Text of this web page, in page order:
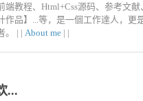
端教程、Html+Css源码、参考文
作品】...等，是一個工作達人，更
。 | | About me | |
...